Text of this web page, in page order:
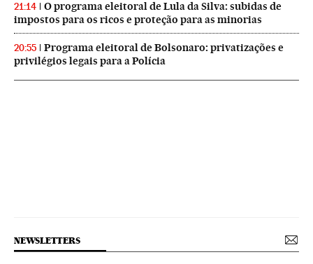
21:14
O programa eleitoral de Lula da Silva: subidas de
impostos para os ricos e proteção para as minorias
20:55
Programa eleitoral de Bolsonaro: privatizações e
privilégios legais para a Polícia
NEWSLETTERS